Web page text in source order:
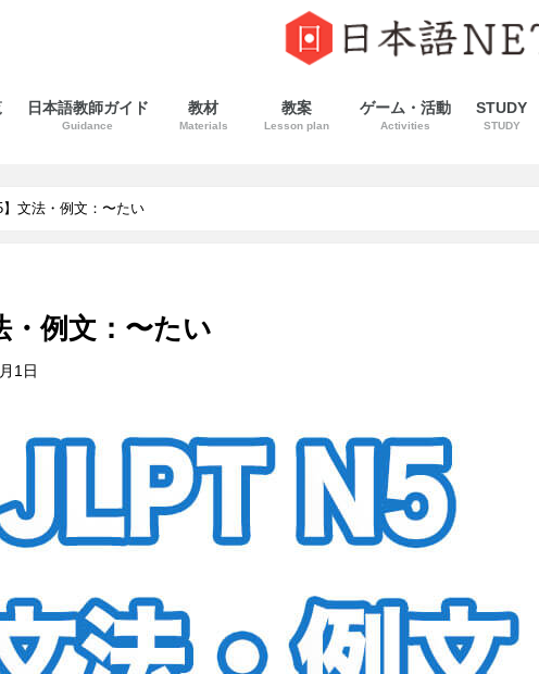
日本語教師ガイド
Guidance
教材
Materials
教案
Lesson plan
ゲーム・活動
Activities
STUDY
STUDY
】文法・例文：〜たい
・例文：〜たい
1日